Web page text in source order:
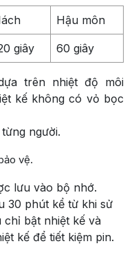
Hậu môn
giây 60 giây
trên nhiệt độ môi
kế không có vỏ bọc
người.
vệ.
lưu vào bộ nhớ.
30 phút kể từ khi sử
chỉ bật nhiệt kế và
kế để tiết kiệm pin.